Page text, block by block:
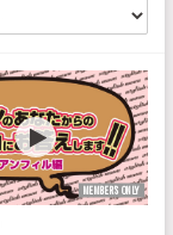
MEMBER'S ONLY